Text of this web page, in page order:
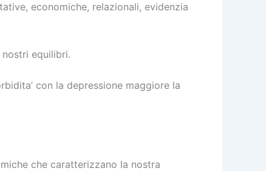
economiche, relazionali, evidenzia
equilibri.
con la depressione maggiore la
che caratterizzano la nostra